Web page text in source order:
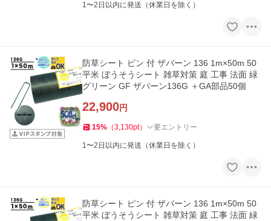
1〜2日以内に発送（休業日を除く）
防草シート ピン 付 ザバーン 136 1m×50m 50
平米 ぼうそうシート 雑草対策 庭 工事 法面 緑
グリーン GF ザバーン136G ＋GA部品50個
22,900円
15% （3,130pt） 要エントリー
1〜2日以内に発送（休業日を除く）
防草シート ピン 付 ザバーン 136 1m×50m 50
平米 ぼうそうシート 雑草対策 庭 工事 法面 緑